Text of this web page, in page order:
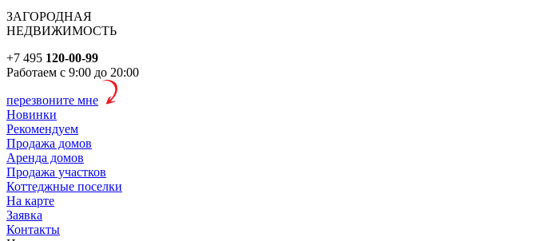
ЗАГОРОДНАЯ
НЕДВИЖИМОСТЬ
+7 495 120-00-99
Работаем с 9:00 до 20:00
перезвоните мне
Новинки
Рекомендуем
Продажа домов
Аренда домов
Продажа участков
Коттеджные поселки
На карте
Заявка
Контакты